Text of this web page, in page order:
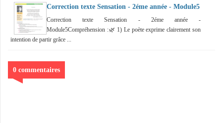
Correction texte Sensation - 2éme année - Module5
Correction texte Sensation - 2éme année -
Module5Compréhension :🌿 1) Le poète exprime clairement son
intention de partir grâce ...
0 commentaires